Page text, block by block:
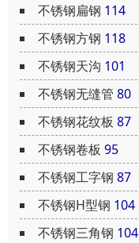
不锈钢扁钢 114
不锈钢方钢 118
不锈钢天沟 101
不锈钢无缝管 80
不锈钢花纹板 87
不锈钢卷板 95
不锈钢工字钢 87
不锈钢H型钢 104
不锈钢三角钢 104